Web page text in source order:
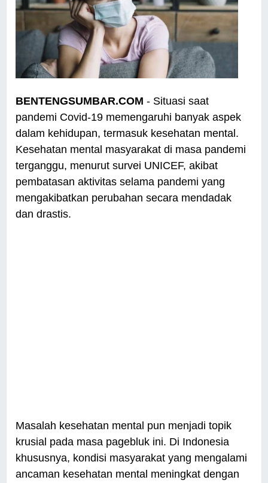
BENTENGSUMBAR.COM - Situasi saat
pandemi Covid-19 memengaruhi banyak aspek
dalam kehidupan, termasuk kesehatan mental.
Kesehatan mental masyarakat di masa pandemi
terganggu, menurut survei UNICEF, akibat
pembatasan aktivitas selama pandemi yang
mengakibatkan perubahan secara mendadak
dan drastis.
Masalah kesehatan mental pun menjadi topik
krusial pada masa pagebluk ini. Di Indonesia
khususnya, kondisi masyarakat yang mengalami
ancaman kesehatan mental meningkat dengan